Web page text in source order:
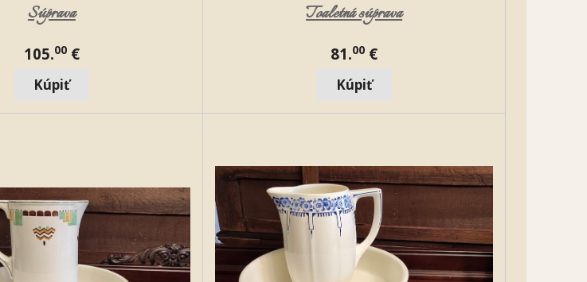
Súprava
105.00€
Toaletná súprava
81.00 €